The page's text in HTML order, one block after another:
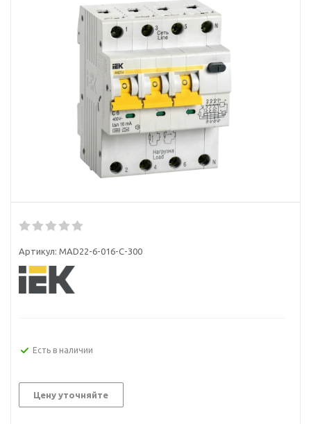
Артикул: MAD22-6-016-C-300
Есть в наличии
Цену уточняйте